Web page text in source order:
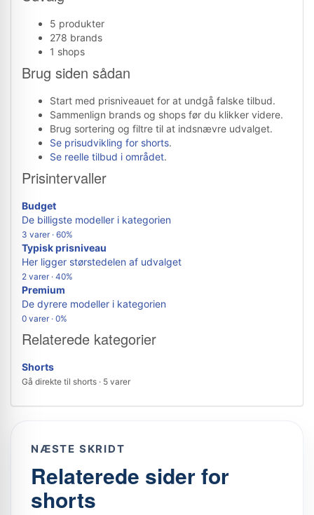
5 produkter
278 brands
1 shops
Brug siden sådan
Start med prisniveauet for at undgå falske tilbud.
Sammenlign brands og shops før du klikker videre.
Brug sortering og filtre til at indsnævre udvalget.
Se prisudvikling for shorts.
Se reelle tilbud i området.
Prisintervaller
Budget
De billigste modeller i kategorien
3 varer · 60%
Typisk prisniveau
Her ligger størstedelen af udvalget
2 varer · 40%
Premium
De dyrere modeller i kategorien
0 varer · 0%
Relaterede kategorier
Shorts
Gå direkte til shorts · 5 varer
NÆSTE SKRIDT
Relaterede sider for
shorts